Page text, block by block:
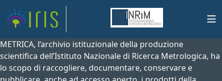
METRICA, l’archivio istituzionale della produzione
scientifica dell’Istituto Nazionale di Ricerca Metrologica, ha
lo scopo di raccogliere, documentare, conservare e